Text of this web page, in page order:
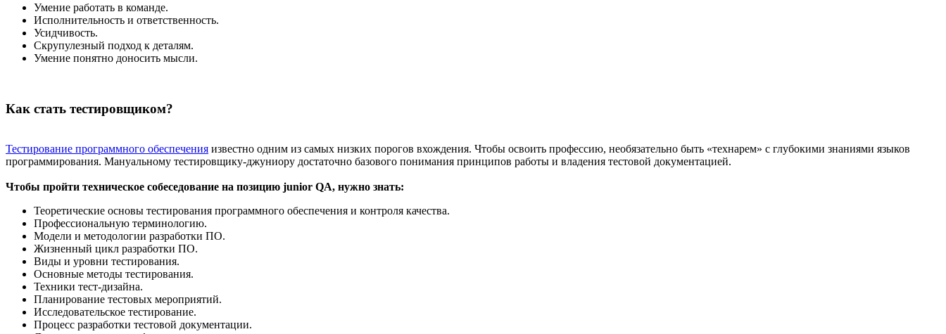
Умение работать в команде.
Исполнительность и ответственность.
Усидчивость.
Скрупулезный подход к деталям.
Умение понятно доносить мысли.
Как стать тестировщиком?
Тестирование программного обеспечения известно одним из самых низких порогов вхождения. Чтобы освоить профессию, необязательно быть «технарем» с глубокими знаниями языков
программирования. Мануальному тестировщику-джуниору достаточно базового понимания принципов работы и владения тестовой документацией.
Чтобы пройти техническое собеседование на позицию junior QA, нужно знать:
Теоретические основы тестирования программного обеспечения и контроля качества.
Профессиональную терминологию.
Модели и методологии разработки ПО.
Жизненный цикл разработки ПО.
Виды и уровни тестирования.
Основные методы тестирования.
Техники тест-дизайна.
Планирование тестовых мероприятий.
Исследовательское тестирование.
Процесс разработки тестовой документации.